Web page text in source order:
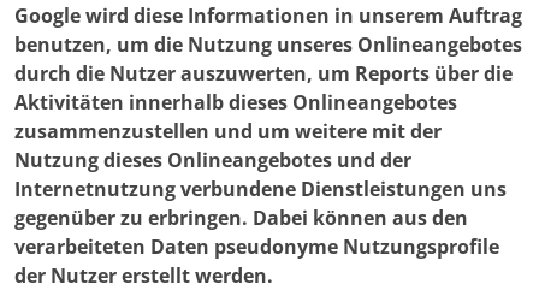
Google wird diese Informationen in unserem Auftrag
benutzen, um die Nutzung unseres Onlineangebotes
durch die Nutzer auszuwerten, um Reports über die
Aktivitäten innerhalb dieses Onlineangebotes
zusammenzustellen und um weitere mit der
Nutzung dieses Onlineangebotes und der
Internetnutzung verbundene Dienstleistungen uns
gegenüber zu erbringen. Dabei können aus den
verarbeiteten Daten pseudonyme Nutzungsprofile
der Nutzer erstellt werden.